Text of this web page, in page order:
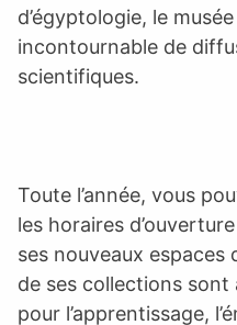
d’égyptologie, le
incontournable de
scientifiques.
Toute l’année, vous
les horaires
ses nouveaux espaces
de ses collections
pour l’apprentissage,